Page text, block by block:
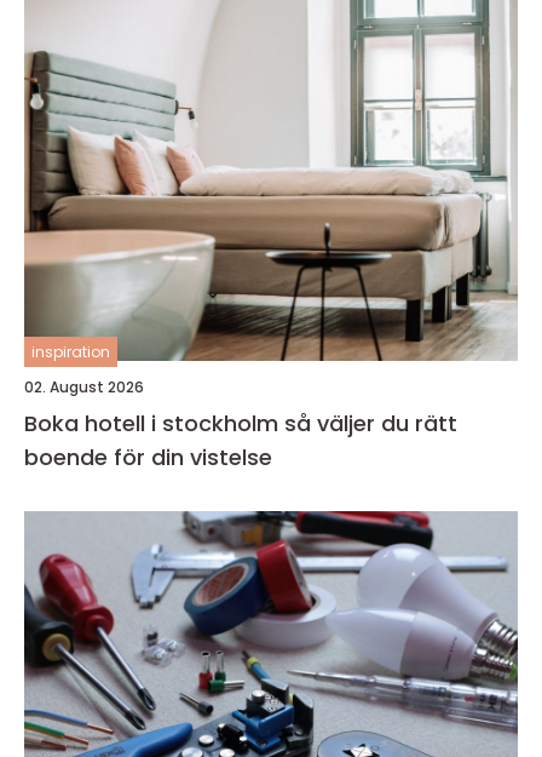
inspiration
02. August 2026
Boka hotell i stockholm så väljer du rätt
boende för din vistelse